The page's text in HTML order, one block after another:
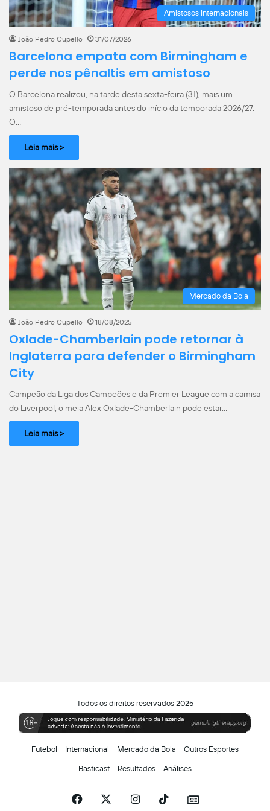
Amistosos Internacionais
João Pedro Cupello 31/07/2026
Barcelona empata com Birmingham e
perde nos pênaltis em amistoso
O Barcelona realizou, na tarde desta sexta-feira (31), mais um
amistoso de pré-temporada antes do início da temporada 2026/27.
O…
Leia mais >
Mercado da Bola
João Pedro Cupello 18/08/2025
Oxlade-Chamberlain pode retornar à
Inglaterra para defender o Birmingham
City
Campeão da Liga dos Campeões e da Premier League com a camisa
do Liverpool, o meia Alex Oxlade-Chamberlain pode estar…
Leia mais >
Todos os direitos reservados 2025
Futebol Internacional Mercado da Bola Outros Esportes
Basticast Resultados Análises
Facebook InstagramTikTokSiga-